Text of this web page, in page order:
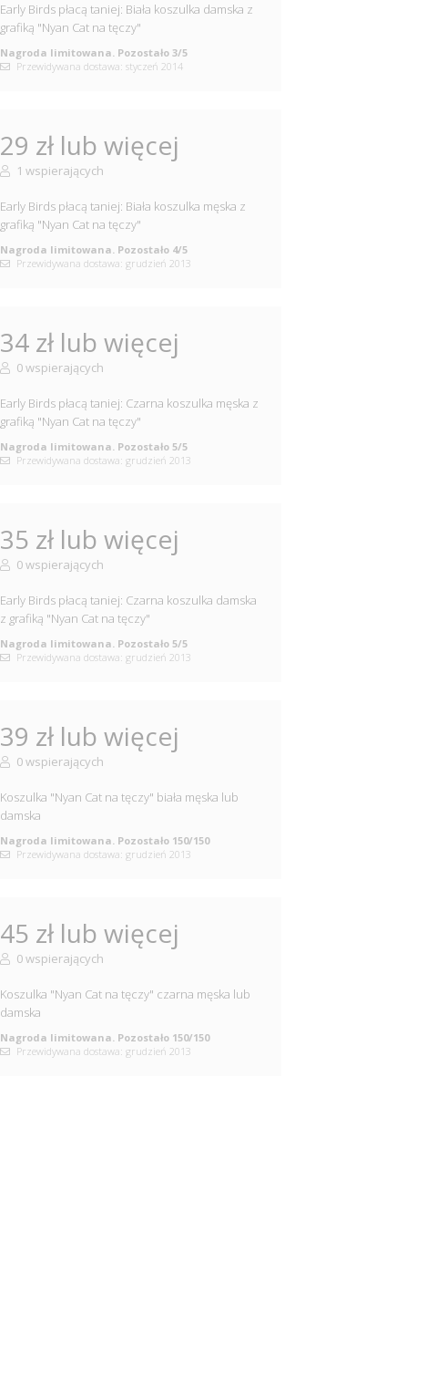
Early Birds płacą taniej: Biała koszulka damska z
grafiką "Nyan Cat na tęczy"
Nagroda limitowana. Pozostało 3/5
Przewidywana dostawa: styczeń 2014
29 zł lub więcej
1 wspierających
Early Birds płacą taniej: Biała koszulka męska z
grafiką "Nyan Cat na tęczy"
Nagroda limitowana. Pozostało 4/5
Przewidywana dostawa: grudzień 2013
34 zł lub więcej
0 wspierających
Early Birds płacą taniej: Czarna koszulka męska z
grafiką "Nyan Cat na tęczy"
Nagroda limitowana. Pozostało 5/5
Przewidywana dostawa: grudzień 2013
35 zł lub więcej
0 wspierających
Early Birds płacą taniej: Czarna koszulka damska
z grafiką "Nyan Cat na tęczy"
Nagroda limitowana. Pozostało 5/5
Przewidywana dostawa: grudzień 2013
39 zł lub więcej
0 wspierających
Koszulka "Nyan Cat na tęczy" biała męska lub
damska
Nagroda limitowana. Pozostało 150/150
Przewidywana dostawa: grudzień 2013
45 zł lub więcej
0 wspierających
Koszulka "Nyan Cat na tęczy" czarna męska lub
damska
Nagroda limitowana. Pozostało 150/150
Przewidywana dostawa: grudzień 2013